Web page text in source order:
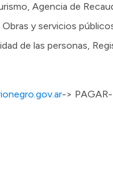
Agencia de
y servicios
de las personas,
->